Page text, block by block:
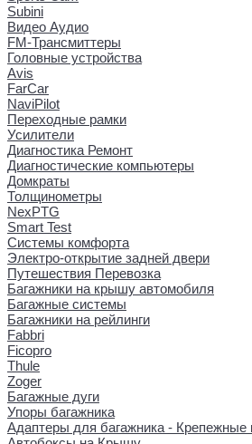
Subini
Видео Аудио
FM-Трансмиттеры
Головные устройства
Avis
FarCar
NaviPilot
Переходные рамки
Усилители
Диагностика Ремонт
Диагностические компьютеры
Домкраты
Толщинометры
NexPTG
Smart Test
Системы комфорта
Электро-открытие задней двери
Путешествия Перевозка
Багажники на крышу автомобиля
Багажные системы
Багажники на рейлинги
Fabbri
Ficopro
Thule
Zoger
Багажные дуги
Упоры багажника
Адаптеры для багажника - Крепежные